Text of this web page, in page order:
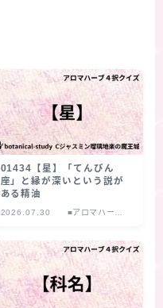
01434【星】「てんびん
座」と縁が深いという説が
ある精油
2026.07.30
■アロマハーブ